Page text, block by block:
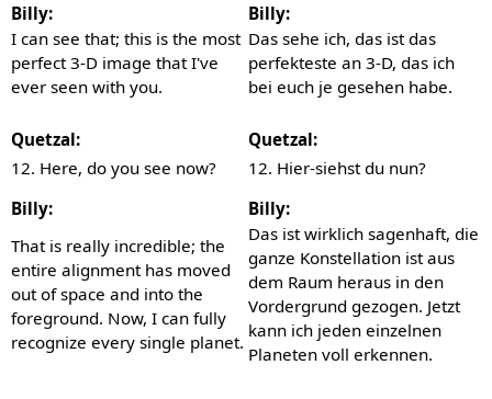
Billy:
Billy:
I can see that; this is the most
perfect 3-D image that I've
ever seen with you.
Das sehe ich, das ist das
perfekteste an 3-D, das ich
bei euch je gesehen habe.
Quetzal:
Quetzal:
12. Here, do you see now?
12. Hier-siehst du nun?
Billy:
Billy:
That is really incredible; the
entire alignment has moved
out of space and into the
foreground. Now, I can fully
recognize every single planet.
Das ist wirklich sagenhaft, die
ganze Konstellation ist aus
dem Raum heraus in den
Vordergrund gezogen. Jetzt
kann ich jeden einzelnen
Planeten voll erkennen.